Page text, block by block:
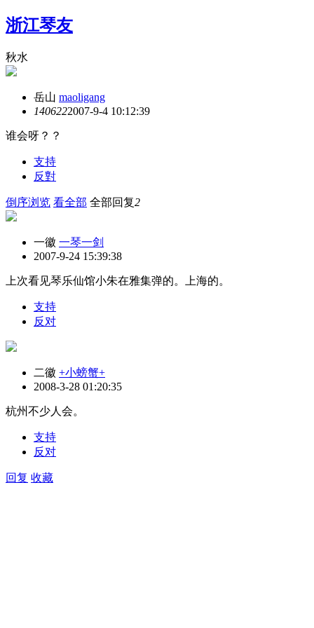
浙江琴友
秋水
岳山 maoligang
1406222007-9-4 10:12:39
谁会呀？？
支持
反對
倒序浏览 看全部 全部回复2
一徽 一琴一剑
2007-9-24 15:39:38
上次看见琴乐仙馆小朱在雅集弹的。上海的。
支持
反对
二徽 +小螃蟹+
2008-3-28 01:20:35
杭州不少人会。
支持
反对
回复 收藏